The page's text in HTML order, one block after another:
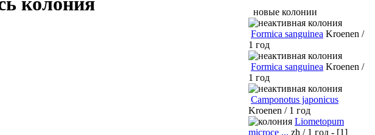
новые колонии
Formica sanguinea Kroenen /
1 год
Formica sanguinea Kroenen /
1 год
Camponotus japonicus
Kroenen / 1 год
Liometopum
microce ... zh / 1 год - [1]